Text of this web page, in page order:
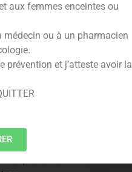
ultime délice.
l’agent
à cela
normes
l’arôme
aux femmes enceintes ou
médecin ou à un pharmacien
prévention et j’atteste avoir la